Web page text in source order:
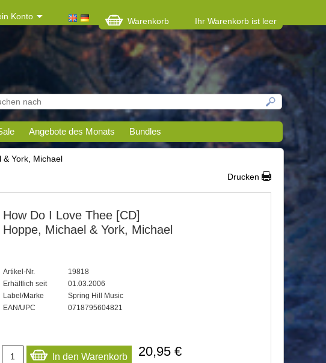
Konto Warenkorb Ihr Warenkorb ist leer
Angebote des Monats Bundles
& York, Michael
Drucken
How Do I Love Thee [CD]
Hoppe, Michael & York, Michael
Artikel-Nr.
19818
Erhältlich seit
01.03.2006
Label/Marke
Spring Hill Music
EAN/UPC
0718795604821
In den Warenkorb 20,95 €